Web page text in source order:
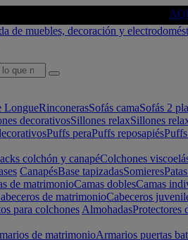
LongueRinconerasSofás camaSofás 2
decorativosSillones relaxSillones
Puffs peraPuffs reposapiés
colchón y canapéColchones
CanapésBase tapizadasSomieres
de matrimonioCamas doblesCamas
de matrimonioCabeceros
para colchones AlmohadasProtectores
de matrimonioArmarios puertas